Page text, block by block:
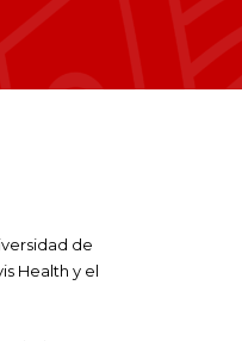
de
Health y el